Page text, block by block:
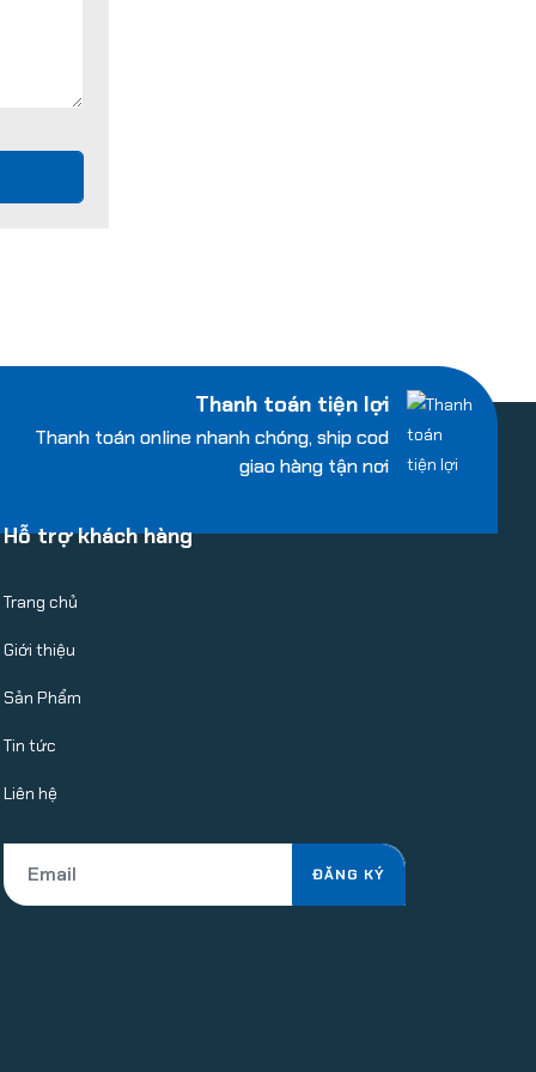
Thanh toán tiện lợi
Thanh toán online nhanh chóng, ship cod
giao hàng tận nơi
Hỗ trợ khách hàng
Trang chủ
Giới thiệu
Sản Phẩm
Tin tức
Liên hệ
ĐĂNG KÝ